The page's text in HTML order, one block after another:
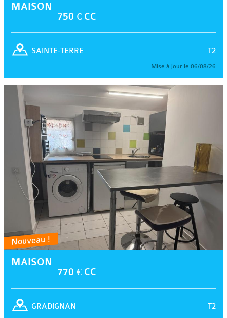
MAISON
750 € CC
T2
SAINTE-TERRE
Mise à jour le 06/08/26
Nouveau !
MAISON
770 € CC
T2
GRADIGNAN